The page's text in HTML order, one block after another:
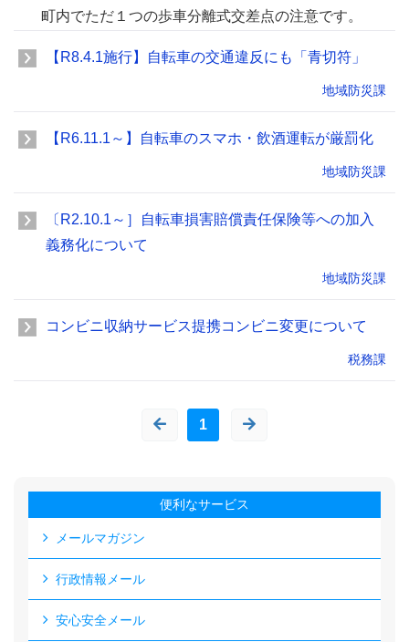
町内でただ１つの歩車分離式交差点の注意です。
【R8.4.1施行】自転車の交通違反にも「青切符」
地域防災課
【R6.11.1～】自転車のスマホ・飲酒運転が厳罰化
地域防災課
〔R2.10.1～］自転車損害賠償責任保険等への加入
義務化について
地域防災課
コンビニ収納サービス提携コンビニ変更について
税務課
1
便利なサービス
メールマガジン
行政情報メール
安心安全メール